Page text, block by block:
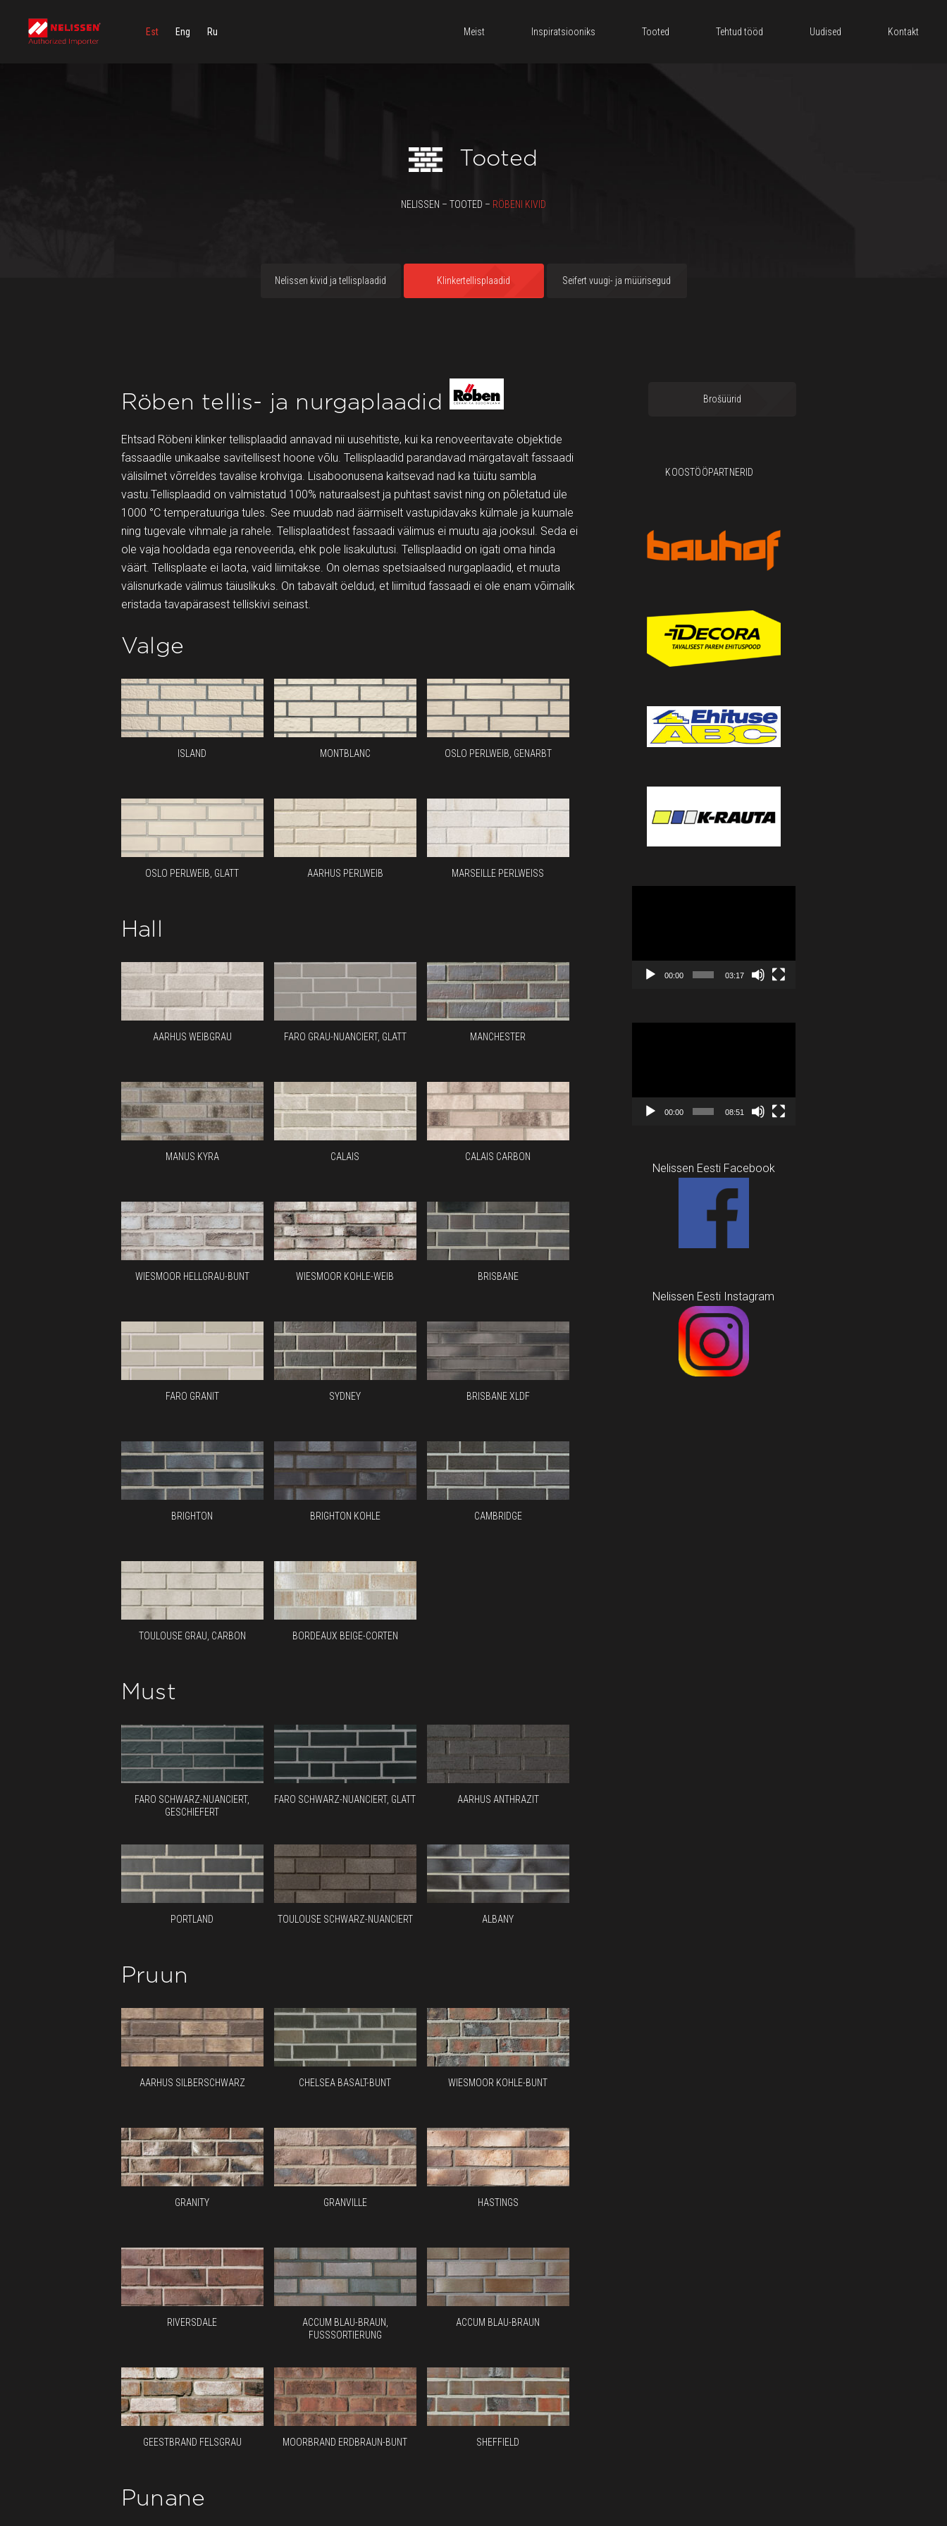
Est Eng Ru Meist Inspiratsiooniks Tooted Tehtud tööd Uudised Kontakt
Tooted
NELISSEN – TOOTED – RÖBENI KIVID
Nelissen kivid ja tellisplaadid Klinkertellisplaadid Seifert vuugi- ja müürisegud
Röben tellis- ja nurgaplaadid
Ehtsad Röbeni klinker tellisplaadid annavad nii uusehitiste, kui ka renoveeritavate objektide
fassaadile unikaalse savitellisest hoone võlu. Tellisplaadid parandavad märgatavalt fassaadi
välisilmet võrreldes tavalise krohviga. Lisaboonusena kaitsevad nad ka tüütu sambla
vastu.Tellisplaadid on valmistatud 100% naturaalsest ja puhtast savist ning on põletatud üle
1000 °C temperatuuriga tules. See muudab nad äärmiselt vastupidavaks külmale ja kuumale
ning tugevale vihmale ja rahele. Tellisplaatidest fassaadi välimus ei muutu aja jooksul. Seda ei
ole vaja hooldada ega renoveerida, ehk pole lisakulutusi. Tellisplaadid on igati oma hinda
väärt. Tellisplaate ei laota, vaid liimitakse. On olemas spetsiaalsed nurgaplaadid, et muuta
välisnurkade välimus täiuslikuks. On tabavalt öeldud, et liimitud fassaadi ei ole enam võimalik
eristada tavapärasest telliskivi seinast.
Valge
ISLAND MONTBLANC OSLO PERLWEIB, GENARBT
OSLO PERLWEIB, GLATT AARHUS PERLWEIB MARSEILLE PERLWEISS
Hall
AARHUS WEIBGRAU FARO GRAU-NUANCIERT, GLATT MANCHESTER
MANUS KYRA CALAIS CALAIS CARBON
WIESMOOR HELLGRAU-BUNT WIESMOOR KOHLE-WEIB BRISBANE
FARO GRANIT SYDNEY BRISBANE XLDF
BRIGHTON BRIGHTON KOHLE CAMBRIDGE
TOULOUSE GRAU, CARBON BORDEAUX BEIGE-CORTEN
Must
FARO SCHWARZ-NUANCIERT,
GESCHIEFERT
FARO SCHWARZ-NUANCIERT, GLATT AARHUS ANTHRAZIT
PORTLAND TOULOUSE SCHWARZ-NUANCIERT ALBANY
Pruun
AARHUS SILBERSCHWARZ CHELSEA BASALT-BUNT WIESMOOR KOHLE-BUNT
GRANITY GRANVILLE HASTINGS
RIVERSDALE
ACCUM BLAU-BRAUN,
FUSSSORTIERUNG
ACCUM BLAU-BRAUN
GEESTBRAND FELSGRAU MOORBRAND ERDBRAUN-BUNT SHEFFIELD
Punane
Brošüürid
KOOSTÖÖPARTNERID
00:00 03:17
00:00 08:51
Nelissen Eesti Facebook
Nelissen Eesti Instagram